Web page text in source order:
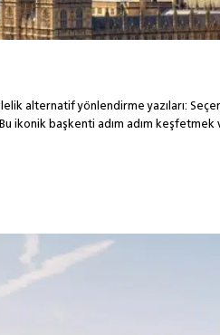
alternatif yönlendirme yazıları:
ikonik başkenti adım adım